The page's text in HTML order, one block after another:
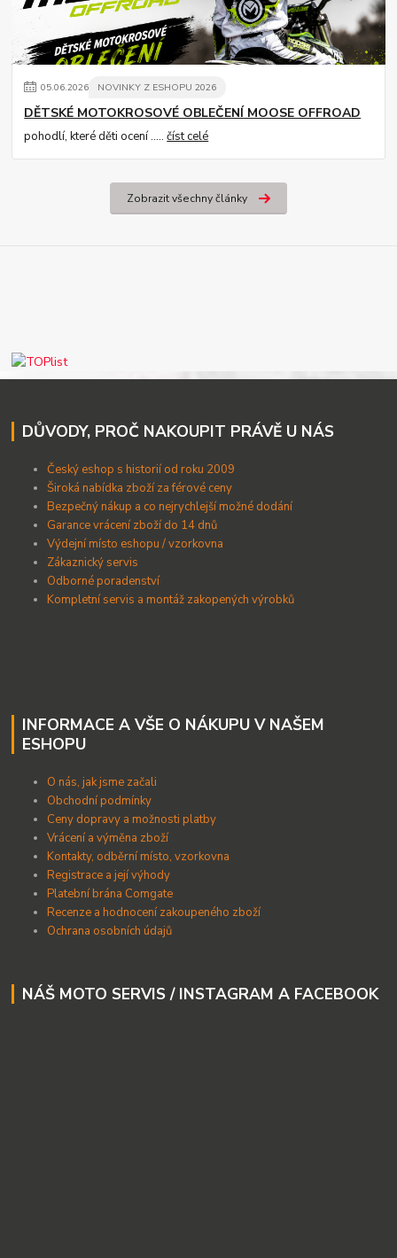
05.06.2026 NOVINKY Z ESHOPU 2026
DĚTSKÉ MOTOKROSOVÉ OBLEČENÍ MOOSE OFFROAD
pohodlí, které děti ocení .....číst celé
Zobrazit všechny články
DŮVODY, PROČ NAKOUPIT PRÁVĚ U NÁS
Český eshop s historií od roku 2009
Široká nabídka zboží za férové ceny
Bezpečný nákup a co nejrychlejší možné dodání
Garance vrácení zboží do 14 dnů
Výdejní místo eshopu / vzorkovna
Zákaznický servis
Odborné poradenství
Kompletní servis a montáž zakopených výrobků
INFORMACE A VŠE O NÁKUPU V NAŠEM
ESHOPU
O nás, jak jsme začali
Obchodní podmínky
Ceny dopravy a možnosti platby
Vrácení a výměna zboží
Kontakty, odběrní místo, vzorkovna
Registrace a její výhody
Platební brána Comgate
Recenze a hodnocení zakoupeného zboží
Ochrana osobních údajů
NÁŠ MOTO SERVIS / INSTAGRAM A FACEBOOK